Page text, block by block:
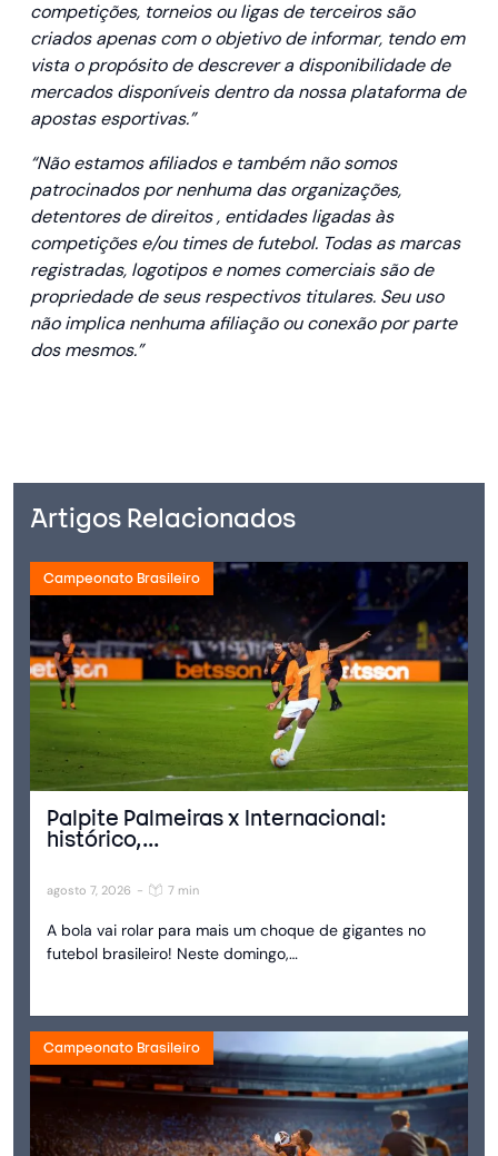
competições, torneios ou ligas de terceiros são
criados apenas com o objetivo de informar, tendo em
vista o propósito de descrever a disponibilidade de
mercados disponíveis dentro da nossa plataforma de
apostas esportivas.”
“Não estamos afiliados e também não somos
patrocinados por nenhuma das organizações,
detentores de direitos , entidades ligadas às
competições e/ou times de futebol. Todas as marcas
registradas, logotipos e nomes comerciais são de
propriedade de seus respectivos titulares. Seu uso
não implica nenhuma afiliação ou conexão por parte
dos mesmos.”
Artigos Relacionados
Campeonato Brasileiro
Palpite Palmeiras x Internacional:
histórico,...
agosto 7, 2026 - 7 min
A bola vai rolar para mais um choque de gigantes no
futebol brasileiro! Neste domingo,…
Campeonato Brasileiro